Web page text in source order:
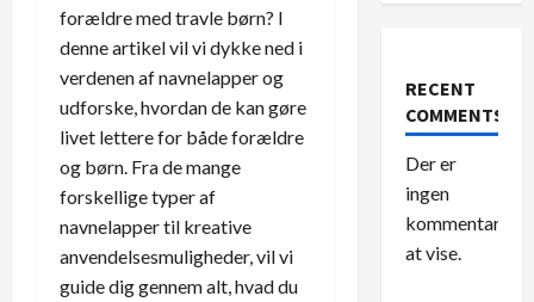
forældre med travle børn? I
denne artikel vil vi dykke ned i
verdenen af navnelapper og
udforske, hvordan de kan gøre
livet lettere for både forældre
og børn. Fra de mange
forskellige typer af
navnelapper til kreative
anvendelsesmuligheder, vil vi
guide dig gennem alt, hvad du
RECENT
COMMENTS
Der er
ingen
kommentarer
at vise.